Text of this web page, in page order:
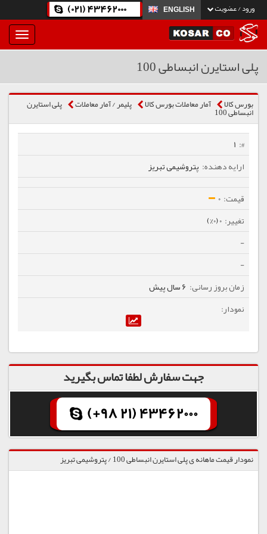
ورود / عضویت ENGLISH
(021) 43462000
بار
و
پلی استایرن انبساطی 100
بورس کالا آمار معاملات بورس کالا پلیمر / آمار معاملات پلی استایرن
انبساطی 100
1
پتروشیمی تبریز
0
0 (0%)
-
-
6 سال پیش
جهت سفارش لطفا تماس بگیرید
(+98 21) 43462000
نمودار قیمت ماهانه ی پلی استایرن انبساطی 100 / پتروشیمی تبریز